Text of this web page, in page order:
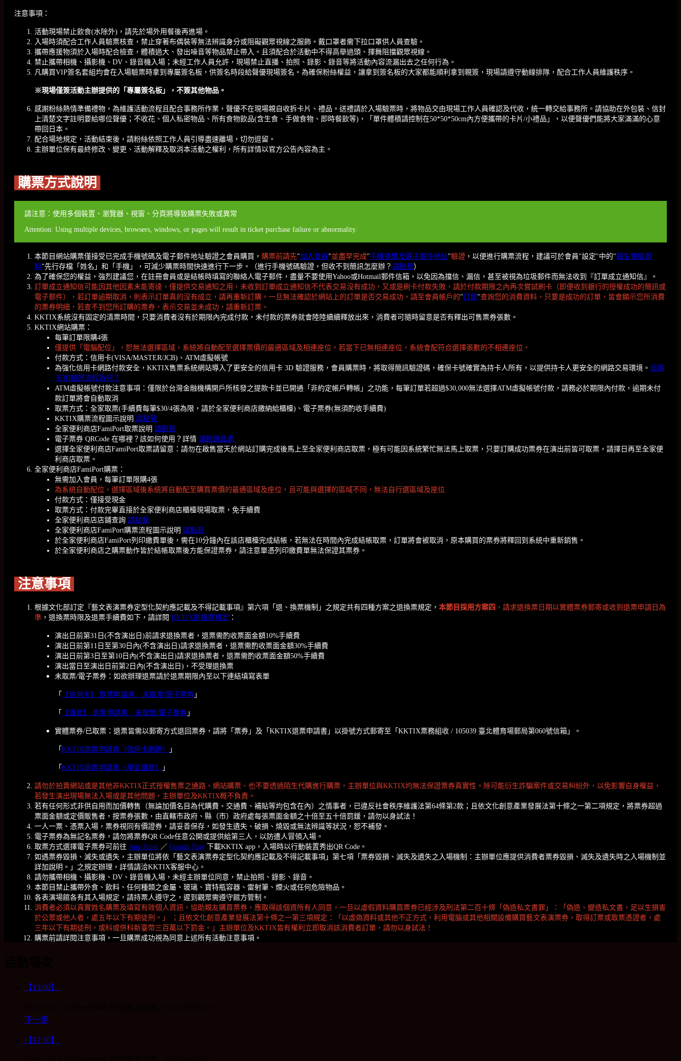
注意事項：
活動現場禁止飲食(水除外)，請先於場外用餐後再進場。
入場時須配合工作人員驗票核查，禁止穿著布偶裝等無法辨識身分或阻礙觀眾視線之服飾。戴口罩者需下拉口罩供人員查驗。
攜帶應援物須於入場時配合檢查，體積過大、發出噪音等物品禁止帶入。且須配合於活動中不得高舉過頭、揮舞阻擋觀眾視線。
禁止攜帶相機、攝影機、DV、錄音機入場；未經工作人員允許，現場禁止直播、拍照、錄影、錄音等將活動內容流漏出去之任何行為。
凡購買VIP簽名套組均會在入場驗票時拿到專屬簽名板，供簽名時段給聲優現場簽名。為確保粉絲權益，讓拿到簽名板的大家都能順利拿到親簽，現場請遵守動線排隊，配合工作人員維護秩序。
※現場僅簽活動主辦提供的「專屬簽名板」，不簽其他物品。
感謝粉絲熱情準備禮物，為維護活動流程且配合事務所作業，聲優不在現場親自收拆卡片、禮品。送禮請於入場驗票時，將物品交由現場工作人員確認及代收，統一轉交給事務所。請協助在外包裝、信封
上清楚文字註明要給哪位聲優；不收花、個人私密物品、所有食物飲品(含生食、手做食物、即時餐飲等)，「單件體積請控制在50*50*50cm內方便攜帶的卡片/小禮品」，以便聲優們能將大家滿滿的心意
帶回日本。
配合場地規定，活動結束後，請粉絲依照工作人員引導盡速離場，切勿逗留。
主辦單位保有最終修改、變更、活動解釋及取消本活動之權利，所有詳情以官方公告內容為主。
購票方式說明
請注意：使用多個裝置、瀏覽器、視窗、分頁將導致購票失敗或異常
Attention: Using multiple devices, browsers, windows, or pages will result in ticket purchase failure or abnormality.
本節目網站購票僅接受已完成手機號碼及電子郵件地址驗證之會員購買， 購票前請先"加入會員 "並盡早完成"手機號碼及電子郵件地址"驗證 ，以便進行購票流程，建議可於會員"設定"中的"報名預填資
料"先行存檔「姓名」和「手機」，可減少購票時間快速進行下一步。（進行手機號碼驗證，但收不到簡訊怎麼辦？ 請點我）
為了確保您的權益，強烈建議您，在註冊會員或是結帳時填寫的聯絡人電子郵件，盡量不要使用Yahoo或Hotmail郵件信箱，以免因為擋信、漏信，甚至被視為垃圾郵件而無法收到『訂單成立通知信』。
訂單成立通知信可能因其他因素未能寄達，僅提供交易通知之用，未收到訂單成立通知信不代表交易沒有成功，又或是刷卡付款失敗，請於付款期限之內再次嘗試刷卡（即便收到銀行的授權成功的簡訊或
電子郵件），若訂單逾期取消，則表示訂單真的沒有成立，請再重新訂購。一旦無法確認於網站上的訂單是否交易成功，請至會員帳戶的"訂單"查詢您的消費資料，只要是成功的訂單，皆會顯示您所消費
的票券明細，若查不到您所訂購的票券，表示交易並未成功，請重新訂票。
KKTIX系統沒有固定的清票時間，只要消費者沒有於期限內完成付款，未付款的票券就會陸陸續續釋放出來，消費者可隨時留意是否有釋出可售票券張數。
KKTIX網站購票：
每筆訂單限購4張
僅提供「電腦配位」，恕無法選擇區域，系統將自動配至選擇票價的最適區域及相連座位，若當下已無相連座位，系統會配符合選擇張數的不相連座位。
付款方式：信用卡(VISA/MASTER/JCB)、ATM虛擬帳號
為強化信用卡網路付款安全，KKTIX售票系統網站導入了更安全的信用卡 3D 驗證服務，會員購票時，將取得簡訊驗證碼，確保卡號確實為持卡人所有，以提供持卡人更安全的網路交易環境。 信用
卡3D驗證流程為何？
ATM虛擬帳號付款注意事項：僅限於台灣金融機構開戶所核發之提款卡並已開通「非約定帳戶轉帳」之功能，每筆訂單若超過$30,000無法選擇ATM虛擬帳號付款，請務必於期限內付款，逾期未付
款訂單將會自動取消
取票方式：全家取票(手續費每筆$30/4張為限，請於全家便利商店繳納給櫃檯)、電子票券(無須酌收手續費)
KKTIX購票流程圖示說明 請點我
全家便利商店FamiPort取票說明 請點我
電子票券 QRCode 在哪裡？該如何使用？詳情 請點選此處
選擇全家便利商店FamiPort取票請留意：請勿在啟售當天於網站訂購完成後馬上至全家便利商店取票，極有可能因系統繁忙無法馬上取票，只要訂購成功票券在演出前皆可取票，請擇日再至全家便
利商店取票。
全家便利商店FamiPort購票：
無需加入會員，每筆訂單限購4張
為系統自動配位，選擇區域後系統將自動配至購買票價的最適區域及座位，且可能與選擇的區域不同，無法自行選區域及座位
付款方式：僅接受現金
取票方式：付款完畢直接於全家便利商店櫃檯現場取票，免手續費
全家便利商店店鋪查詢 請點我
全家便利商店FamiPort購票流程圖示說明 請點我
於全家便利商店FamiPort列印繳費單後，需在10分鐘內在該店櫃檯完成結帳，若無法在時間內完成結帳取票，訂單將會被取消，原本購買的票券將釋回到系統中重新銷售。
於全家便利商店之購票動作皆於結帳取票後方能保證票券，請注意單憑列印繳費單無法保證其票券。
注意事項
根據文化部訂定『藝文表演票券定型化契約應記載及不得記載事項』第六項「退、換票機制」之規定共有四種方案之退換票規定， 本節目採用方案四 ，請求退換票日期以實體票券郵寄或收到退票申請日為
準 ，退換票時限及退票手續費如下，請詳閱 KKTIX退換票規定 ：
演出日前第31日(不含演出日)前請求退換票者，退票需酌收票面金額10%手續費
演出日前第11日至第30日內(不含演出日)請求退換票者，退票需酌收票面金額30%手續費
演出日前第3日至第10日內(不含演出日)請求退換票者，退票需酌收票面金額50%手續費
演出當日至演出日前第2日內(不含演出日)，不受理退換票
未取票/電子票券：如欲辦理退票請於退票期限內至以下連結填寫表單
「 【信用卡】 退票申請書 _ 未取票/電子票券 」
「 【匯款】 退票申請書 _ 未取票/電子票券 」
實體票券/已取票：退票皆需以郵寄方式退回票券，請將「票券」及「KKTIX退票申請書」以掛號方式郵寄至「KKTIX票務組收 / 105039 臺北體育場郵局第060號信箱」。
「 KKTIX退票申請書（信用卡刷退） 」
「 KKTIX退票申請書（現金匯款） 」
請勿於拍賣網站或是其他非KKTIX正式授權售票之通路、網站購票、也不要透過陌生代購進行購票，主辦單位與KKTIX均無法保證票券真實性。除可能衍生詐騙案件或交易糾紛外，以免影響自身權益，
若發生演出現場無法入場或是其他問題，主辦單位及KKTIX概不負責。
若有任何形式非供自用而加價轉售（無論加價名目為代購費、交通費、補貼等均包含在內）之情事者，已違反社會秩序維護法第64條第2款；且依文化創意產業發展法第十條之一第二項規定，將票券超過
票面金額或定價販售者，按票券張數，由直轄市政府、縣（市）政府處每張票面金額之十倍至五十倍罰鍰，請勿以身試法！
一人一票、憑票入場，票券視同有價證券，請妥善保存，如發生遺失、破損、燒毀或無法辨識等狀況，恕不補發。
電子票券為無記名票券，請勿將票券QR Code任意公開或提供給第三人，以防遭人冒領入場。
取票方式選擇電子票券可前往 App Store ／ Google Play 下載KKTIX app，入場時以行動裝置秀出QR Code。
如遇票券毀損、滅失或遺失，主辦單位將依「藝文表演票券定型化契約應記載及不得記載事項」第七項「票券毀損、滅失及遺失之入場機制：主辦單位應提供消費者票券毀損、滅失及遺失時之入場機制並
詳加說明。」之規定辦理，詳情請洽KKTIX客服中心。
請勿攜帶相機、攝影機、DV、錄音機入場，未經主辦單位同意，禁止拍照、錄影、錄音。
本節目禁止攜帶外食、飲料、任何種類之金屬、玻璃、寶特瓶容器、雷射筆、煙火或任何危險物品。
各表演場館各有其入場規定，請持票人遵守之，遲到觀眾需遵守館方管制。
消費者必須以真實姓名購票及填寫有效個人資訊，協助親友購買票券，應取得該個資所有人同意，一旦以虛假資料購買票券已經涉及刑法第二百十條「偽造私文書罪」：「偽造、變造私文書，足以生損害
於公眾或他人者，處五年以下有期徒刑。」 ；且依文化創意產業發展法第十條之一第三項規定：「以虛偽資料或其他不正方式，利用電腦或其他相關設備購買藝文表演票券，取得訂票或取票憑證者，處
三年以下有期徒刑，或科或併科新臺幣三百萬以下罰金。」主辦單位及KKTIX皆有權利立即取消該消費者訂單，請勿以身試法！
購票前請詳閱注意事項，一旦購票成功視為同意上述所有活動注意事項。
【13:00】
下一步
【17:30】